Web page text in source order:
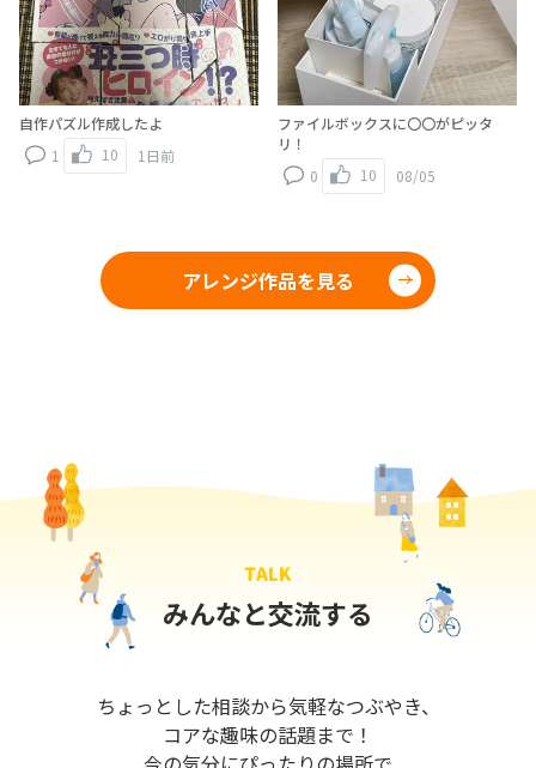
自作パズル作成したよ
1
10 1日前
ファイルボックスに〇〇がピッタ
リ！
0
10 08/05